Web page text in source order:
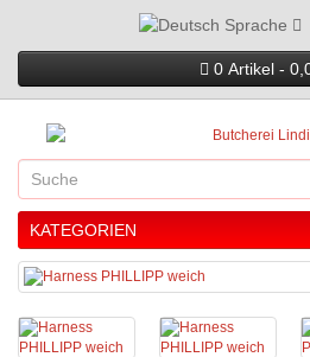
Sprache
0 Artikel -
KATEGORIEN